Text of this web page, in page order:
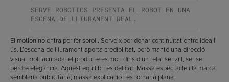
SERVE ROBOTICS PRESENTA EL ROBOT EN UNA
ESCENA DE LLIURAMENT REAL.
El motion no entra per fer soroll. Serveix per donar continuïtat entre idea i
ús. L’escena de lliurament aporta credibilitat, però manté una direcció
visual molt acurada: el producte es mou dins d’un relat senzill, sense
perdre elegància. Aquest equilibri és delicat. Massa espectacle i la marca
semblaria publicitària; massa explicació i es tornaria plana.